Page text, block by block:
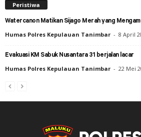
Peristiwa
Watercanon Matikan Sijago Merah yang
Humas Polres Kepulauan Tanimbar - 8 April
Evakuasi KM Sabuk Nusantara 31 berjalan lacar
Humas Polres Kepulauan Tanimbar - 22 Mei